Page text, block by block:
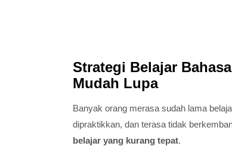
Strategi Belajar
Mudah Lupa
Banyak orang merasa sudah lama
dipraktikkan, dan terasa tidak
belajar yang kurang tepat.